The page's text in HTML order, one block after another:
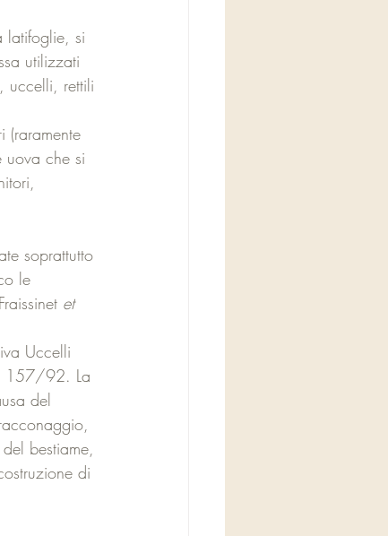
latifoglie, si
utilizzati
uccelli, rettili
(raramente
uova che si
soprattutto
le
et
Uccelli
157/92. La
del
bestiame,
di